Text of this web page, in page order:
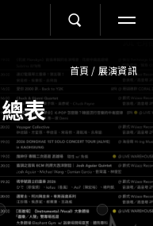
首頁 / 展演資訊
表